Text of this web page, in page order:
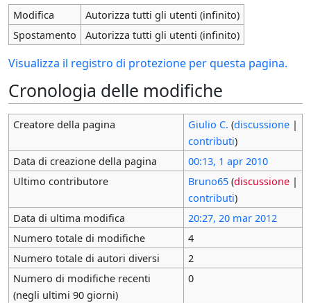
Modifica
Autorizza tutti gli utenti (infinito)
Spostamento
Autorizza tutti gli utenti (infinito)
Visualizza il registro di protezione per questa pagina.
Cronologia delle modifiche
Creatore della pagina Giulio C. (discussione|
contributi)
Data di creazione della pagina
00:13, 1 apr 2010
Ultimo contributore
Bruno65 (discussione|
contributi)
Data di ultima modifica
20:27, 20 mar 2012
Numero totale di modifiche
4
Numero totale di autori diversi
2
Numero di modifiche recenti
(negli ultimi 90 giorni)
0